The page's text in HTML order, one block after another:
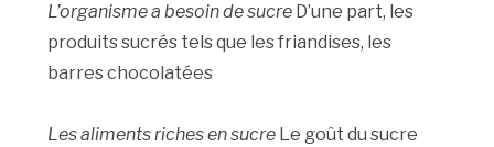
L’organisme a besoin de sucre D’une part, les
produits sucrés tels que les friandises, les
barres chocolatées
Les aliments riches en sucre Le goût du sucre